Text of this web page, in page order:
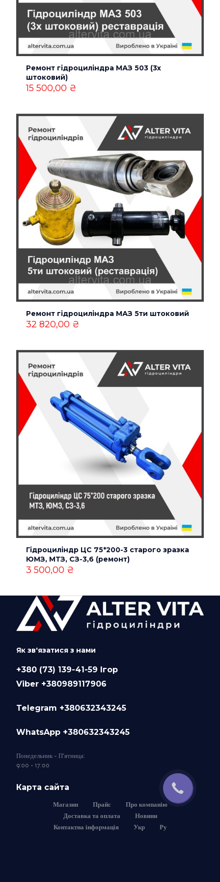
Назва*
Email*
Ремонт гідроциліндра МАЗ 503 (3х
штоковий)
15 500,00 ₴
Ремонт гідроциліндра МАЗ 5ти штоковий
32 820,00 ₴
Гідроциліндр ЦС 75*200-3 старого зразка
ЮМЗ, МТЗ, СЗ-3,6 (ремонт)
3 500,00 ₴
Як зв'язатися з нами
+380 (73) 139-41-59 Ігор
Viber +380989117906
Telegram +380632343245
WhatsApp +380632343245
Понедельник - П'ятница:
9:00 - 17:00
Карта сайта
Магазин Прайс
Про компанію
Доставка та оплата
Новини
Контактна інформація
Укр Ру